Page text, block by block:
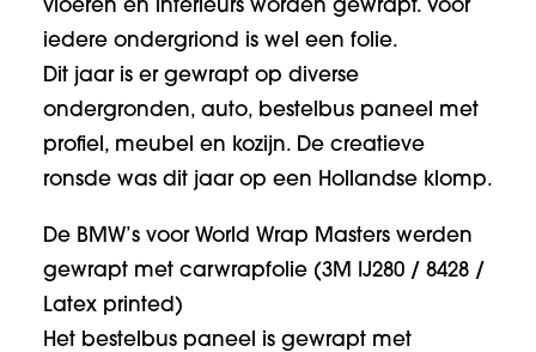
vloeren en interieurs worden gewrapt. Voor
iedere ondergriond is wel een folie.
Dit jaar is er gewrapt op diverse
ondergronden, auto, bestelbus paneel met
profiel, meubel en kozijn. De creatieve
ronsde was dit jaar op een Hollandse klomp.
De BMW’s voor World Wrap Masters werden
gewrapt met carwrapfolie (3M IJ280 / 8428 /
Latex printed)
Het bestelbus paneel is gewrapt met